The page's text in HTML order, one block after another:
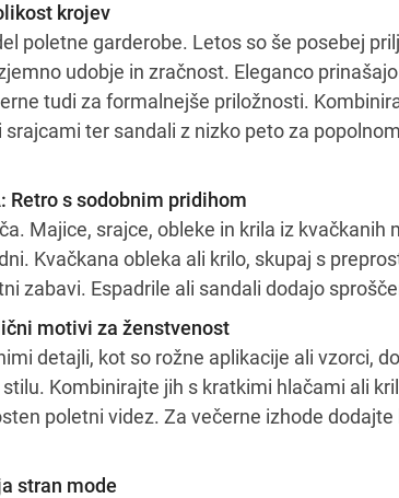
krojev
poletne garderobe. Letos so še posebej
udobje in zračnost. Eleganco
tudi za formalnejše priložnosti.
ter sandali z nizko peto za
Retro s sodobnim pridihom
Majice, srajce, obleke in krila iz kvačkanih
Kvačkana obleka ali krilo, skupaj s
zabavi. Espadrile ali sandali dodajo
motivi za ženstvenost
detajli, kot so rožne aplikacije ali vzorci,
Kombinirajte jih s kratkimi hlačami ali
poletni videz. Za večerne izhode
stran mode